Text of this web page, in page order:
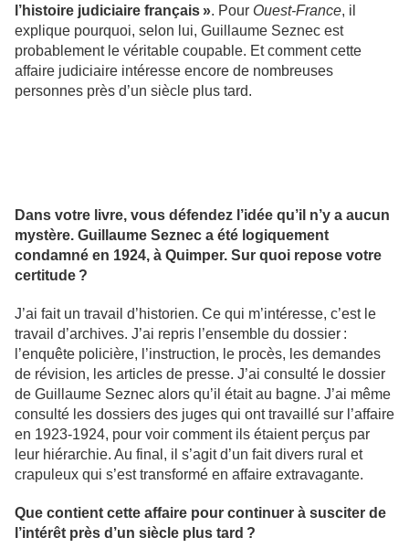
l’histoire judiciaire français ». Pour Ouest-France, il
explique pourquoi, selon lui, Guillaume Seznec est
probablement le véritable coupable. Et comment cette
affaire judiciaire intéresse encore de nombreuses
personnes près d’un siècle plus tard.
Dans votre livre, vous défendez l’idée qu’il n’y a aucun
mystère. Guillaume Seznec a été logiquement
condamné en 1924, à Quimper. Sur quoi repose votre
certitude ?
J’ai fait un travail d’historien. Ce qui m’intéresse, c’est le
travail d’archives. J’ai repris l’ensemble du dossier :
l’enquête policière, l’instruction, le procès, les demandes
de révision, les articles de presse. J’ai consulté le dossier
de Guillaume Seznec alors qu’il était au bagne. J’ai même
consulté les dossiers des juges qui ont travaillé sur l’affaire
en 1923-1924, pour voir comment ils étaient perçus par
leur hiérarchie. Au final, il s’agit d’un fait divers rural et
crapuleux qui s’est transformé en affaire extravagante.
Que contient cette affaire pour continuer à susciter de
l’intérêt près d’un siècle plus tard ?